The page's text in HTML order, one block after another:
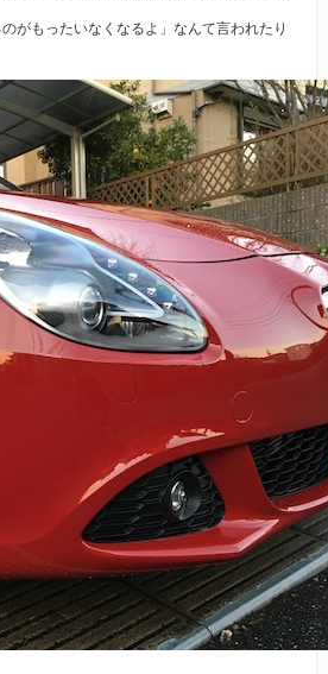
がもったいなくなるよ」なんて言われたり